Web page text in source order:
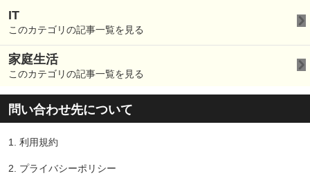
IT
このカテゴリの記事一覧を見る
家庭生活
このカテゴリの記事一覧を見る
問い合わせ先について
1. 利用規約
2. プライバシーポリシー